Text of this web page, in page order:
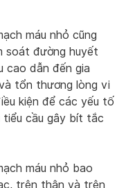
máu nhỏ cũng
soát đường huyết
cao dẫn đến gia
tổn thương lòng vi
kiện để các yếu tố
cầu gây bít tắc
máu nhỏ bao
trên thận và trên